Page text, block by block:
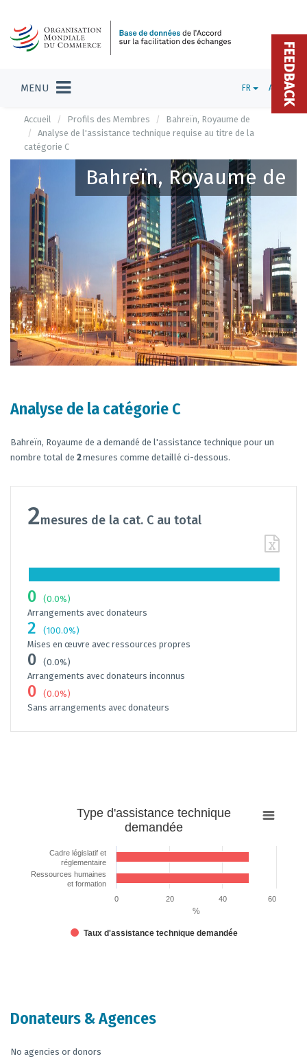
MENU FR ADMIN
Accueil Profils des Membres
Bahreïn, Royaume de
Analyse de l'assistance technique requise au titre de la
catégorie C
Bahreïn, Royaume de
Analyse de la catégorie C
Bahreïn, Royaume de a demandé de l'assistance technique pour un
nombre total de 2mesures comme detaillé ci-dessous.
2mesures de la cat. C au total
0
(0.0%)
Arrangements avec donateurs
2
(100.0%)
Mises en œuvre avec ressources propres
0
(0.0%)
Arrangements avec donateurs inconnus
0
(0.0%)
Sans arrangements avec donateurs
demandée
Bar chart with 2 bars.
The chart has 1 X axis displaying categories.
The chart has 1 Y axis displaying %. Data ranges from 50 to 50.
%
Type d'assistance technique
demandée
Taux d'assistance technique demandée
Cadre législatif et
réglementaire
Ressources humaines
et formation
0
20 40 60
Donateurs & Agences
No agencies or donors
FEEDBACK